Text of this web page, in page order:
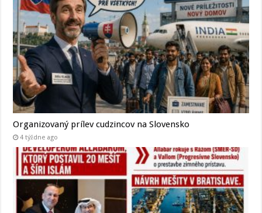
Organizovaný prílev cudzincov na Slovensko
4 týždne ago